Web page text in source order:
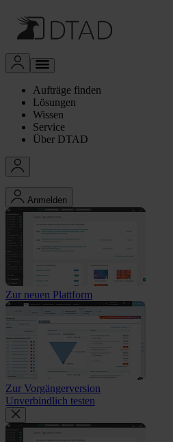
Aufträge finden
Lösungen
Wissen
Service
Über DTAD
Anmelden
Zur neuen Plattform
Zur Vorgängerversion
Unverbindlich testen